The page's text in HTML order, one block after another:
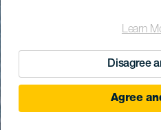
Learn
Disagree
Agree